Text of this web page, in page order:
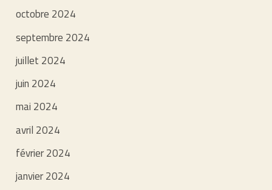
octobre 2024
septembre 2024
juillet 2024
juin 2024
mai 2024
avril 2024
février 2024
janvier 2024